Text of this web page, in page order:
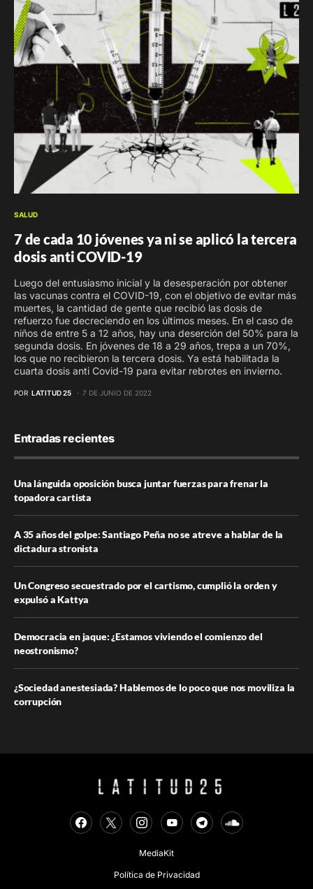
SALUD
7 de cada 10 jóvenes ya ni se aplicó la tercera
dosis anti COVID-19
Luego del entusiasmo inicial y la desesperación por obtener
las vacunas contra el COVID-19, con el objetivo de evitar más
muertes, la cantidad de gente que recibió las dosis de
refuerzo fue decreciendo en los últimos meses. En el caso de
niños de entre 5 a 12 años, hay una deserción del 50% para la
segunda dosis. En jóvenes de 18 a 29 años, trepa a un 70%,
los que no recibieron la tercera dosis. Ya está habilitada la
cuarta dosis anti Covid-19 para evitar rebrotes en invierno.
POR LATITUD 25 7 DE JUNIO DE 2022
Entradas recientes
Una lánguida oposición busca juntar fuerzas para frenar la
topadora cartista
A 35 años del golpe: Santiago Peña no se atreve a hablar de la
dictadura stronista
Un Congreso secuestrado por el cartismo, cumplió la orden y
expulsó a Kattya
Democracia en jaque: ¿Estamos viviendo el comienzo del
neostronismo?
¿Sociedad anestesiada? Hablemos de lo poco que nos moviliza la
corrupción
MediaKit
Política de Privacidad